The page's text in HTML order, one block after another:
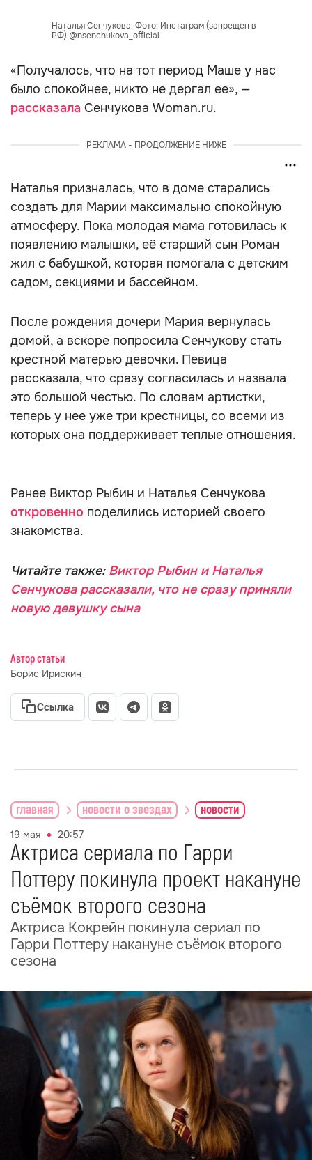
Наталья Сенчукова. Фото: Инстаграм (запрещен в
РФ) @nsenchukova_official
«Получалось, что на тот период Маше у нас
было спокойнее, никто не дергал ее», —
рассказала Сенчукова Woman.ru.
РЕКЛАМА - ПРОДОЛЖЕНИЕ НИЖЕ
Наталья призналась, что в доме старались
создать для Марии максимально спокойную
атмосферу. Пока молодая мама готовилась к
появлению малышки, её старший сын Роман
жил с бабушкой, которая помогала с детским
садом, секциями и бассейном.
После рождения дочери Мария вернулась
домой, а вскоре попросила Сенчукову стать
крестной матерью девочки. Певица
рассказала, что сразу согласилась и назвала
это большой честью. По словам артистки,
теперь у нее уже три крестницы, со всеми из
которых она поддерживает теплые отношения.
Ранее Виктор Рыбин и Наталья Сенчукова
откровенно поделились историей своего
знакомства.
Читайте также: Виктор Рыбин и Наталья
Сенчукова рассказали, что не сразу приняли
новую девушку сына
Автор статьи
Борис Ирискин
Ссылка
главная новости о звездах новости
19 мая 20:57
Актриса сериала по Гарри
Поттеру покинула проект накануне
съёмок второго сезона
Актриса Кокрейн покинула сериал по
Гарри Поттеру накануне съёмок второго
сезона